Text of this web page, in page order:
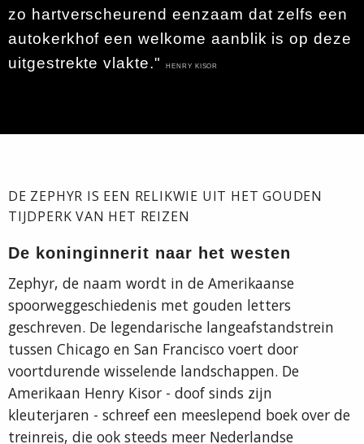
zo hartverscheurend eenzaam dat zelfs een
autokerkhof een welkome aanblik is op deze
uitgestrekte vlakte."
HENRY KISOR
DE ZEPHYR IS EEN RELIKWIE UIT HET GOUDEN
TIJDPERK VAN HET REIZEN
De koninginnerit naar het westen
Zephyr, de naam wordt in de Amerikaanse
spoorweggeschiedenis met gouden letters
geschreven. De legendarische lange­afstandstrein
tussen Chicago en San Francisco voert door
voortdurende wisselende landschappen. De
Amerikaan Henry Kisor - doof sinds zijn
kleuterjaren - schreef een meeslepend boek over de
treinreis, die ook steeds meer Nederlandse